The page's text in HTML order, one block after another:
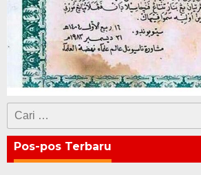
Cari
untuk:
Pos-pos Terbaru